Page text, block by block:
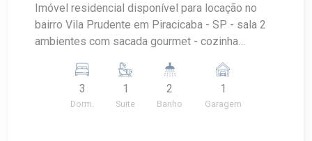
Imóvel residencial disponível para locação no
bairro Vila Prudente em Piracicaba - SP - sala 2
ambientes com sacada gourmet - cozinha
armários - banheiro social - 3 quartos com
armários, sendo 1 suite Obs.: apartamento possui
preparação para ar condicionado - Condomínio
3
Dorm.
1
Suite
2
Banho
1
Garagem